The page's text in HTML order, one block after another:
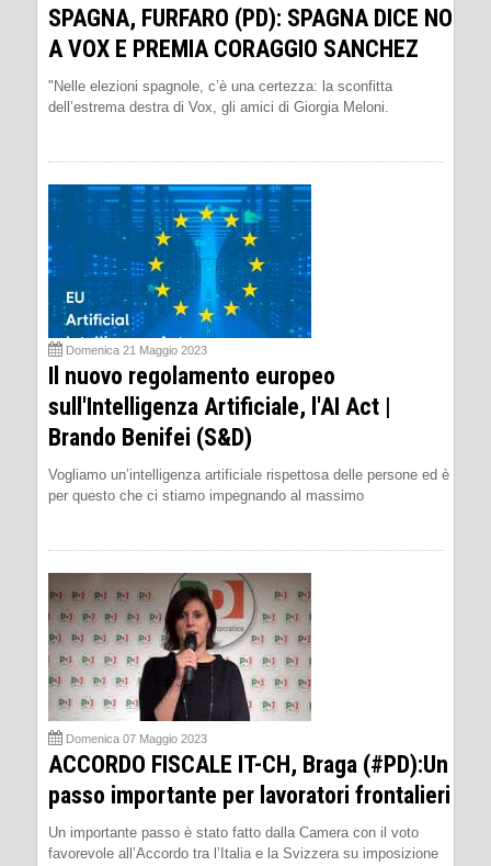
SPAGNA, FURFARO (PD): SPAGNA DICE NO
A VOX E PREMIA CORAGGIO SANCHEZ
"Nelle elezioni spagnole, c’è una certezza: la sconfitta
dell’estrema destra di Vox, gli amici di Giorgia Meloni.
Domenica 21 Maggio 2023
Il nuovo regolamento europeo
sull'Intelligenza Artificiale, l'AI Act |
Brando Benifei (S&D)
Vogliamo un’intelligenza artificiale rispettosa delle persone ed è
per questo che ci stiamo impegnando al massimo
Domenica 07 Maggio 2023
ACCORDO FISCALE IT-CH, Braga (#PD):Un
passo importante per lavoratori frontalieri
Un importante passo è stato fatto dalla Camera con il voto
favorevole all’Accordo tra l’Italia e la Svizzera su imposizione